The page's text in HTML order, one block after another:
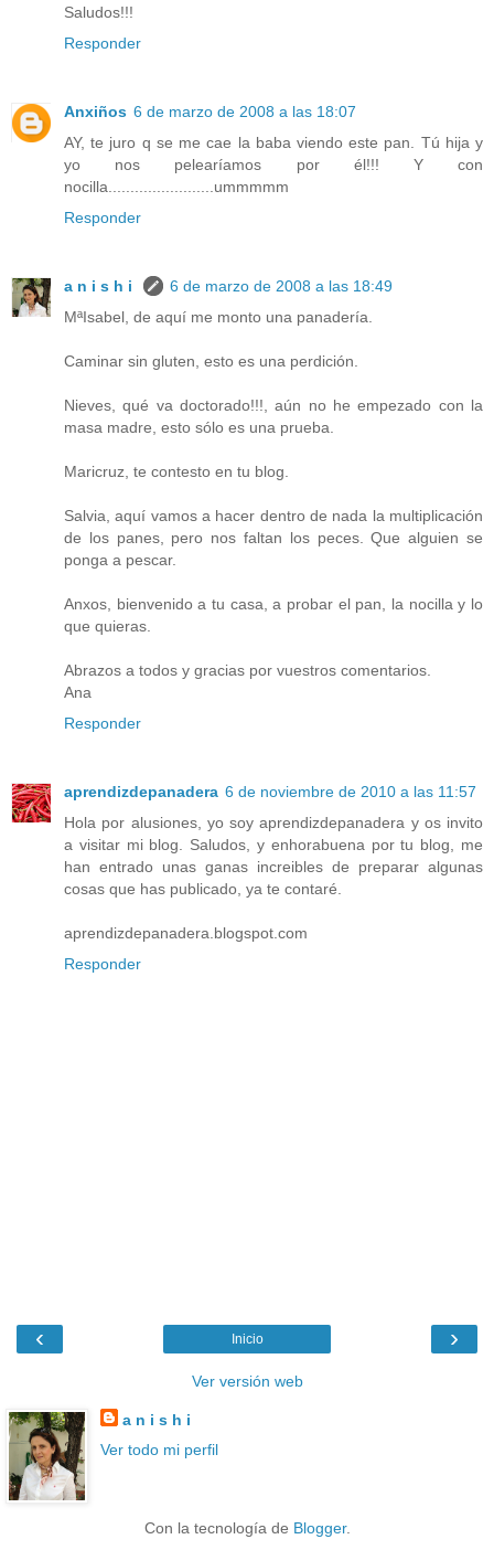
Saludos!!!
Responder
Anxiños 6 de marzo de 2008 a las 18:07
AY, te juro q se me cae la baba viendo este pan. Tú hija y
yo nos pelearíamos por él!!! Y con
nocilla........................ummmmm
Responder
a n i s h i
6 de marzo de 2008 a las 18:49
MªIsabel, de aquí me monto una panadería.
Caminar sin gluten, esto es una perdición.
Nieves, qué va doctorado!!!, aún no he empezado con la
masa madre, esto sólo es una prueba.
Maricruz, te contesto en tu blog.
Salvia, aquí vamos a hacer dentro de nada la multiplicación
de los panes, pero nos faltan los peces. Que alguien se
ponga a pescar.
Anxos, bienvenido a tu casa, a probar el pan, la nocilla y lo
que quieras.
Abrazos a todos y gracias por vuestros comentarios.
Ana
Responder
aprendizdepanadera 6 de noviembre de 2010 a las 11:57
Hola por alusiones, yo soy aprendizdepanadera y os invito
a visitar mi blog. Saludos, y enhorabuena por tu blog, me
han entrado unas ganas increibles de preparar algunas
cosas que has publicado, ya te contaré.
aprendizdepanadera.blogspot.com
Responder
‹ ›
Inicio
Ver versión web
a n i s h i
Ver todo mi perfil
Con la tecnología de Blogger.